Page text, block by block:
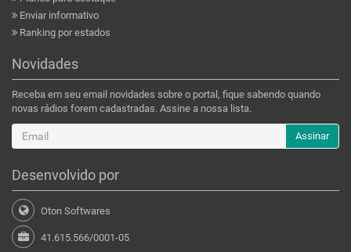
Enviar informativo
Ranking por estados
Novidades
Receba em seu email novidades sobre o portal, fique sabendo quando
novas rádios forem cadastradas. Assine a nossa lista.
Assinar
Desenvolvido por
Oton Softwares
41.615.566/0001-05